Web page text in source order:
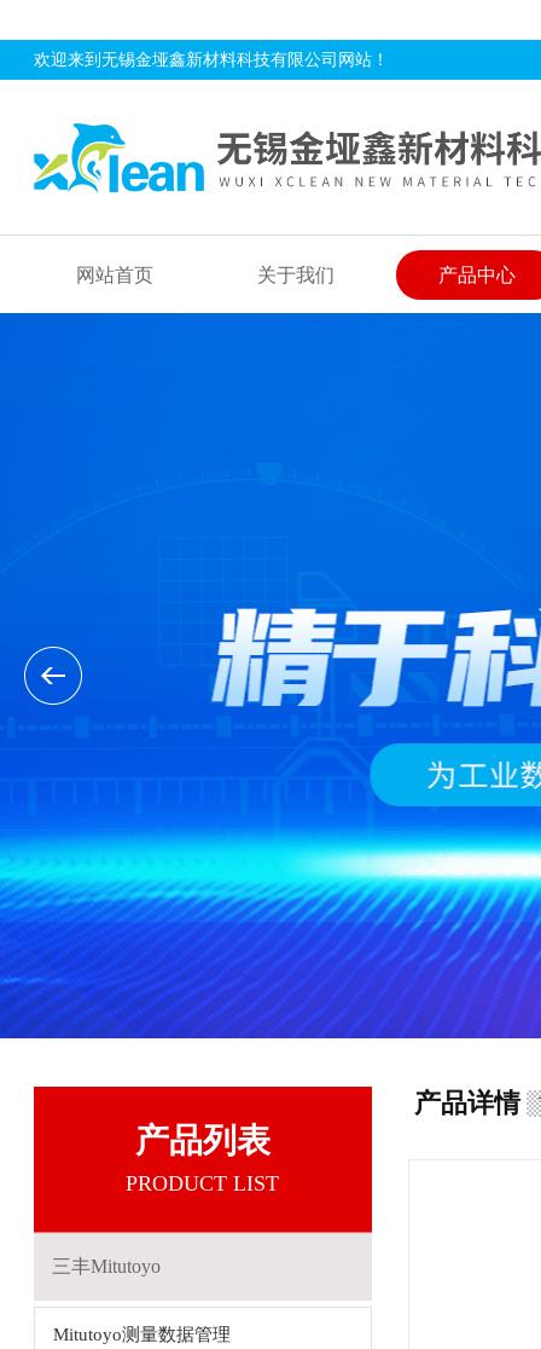
欢迎来到无锡金垭鑫新材料科技有限公司网站！
网站首页 关于我们 产品中心
产品列表
PRODUCT LIST
三丰Mitutoyo
Mitutoyo测量数据管理
产品详情